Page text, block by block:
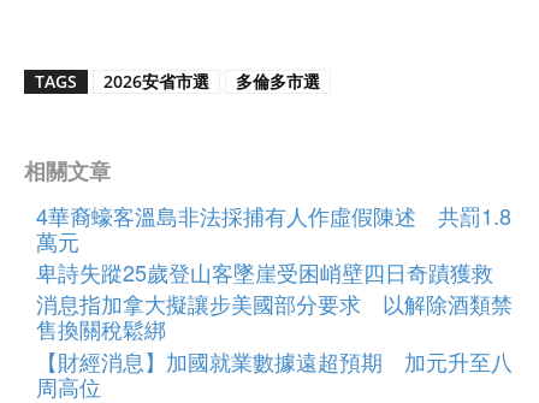
TAGS 2026安省市選 多倫多市選
相關文章
4華裔蠔客溫島非法採捕有人作虛假陳述 共罰1.8
萬元
卑詩失蹤25歲登山客墜崖受困峭壁四日奇蹟獲救
消息指加拿大擬讓步美國部分要求 以解除酒類禁
售換關稅鬆綁
【財經消息】加國就業數據遠超預期 加元升至八
周高位